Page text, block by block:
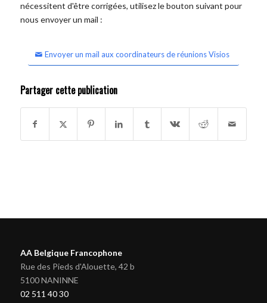
nécessitent d'être corrigées, utilisez le bouton suivant pour
nous envoyer un mail :
Envoyer un mail aux coordinateurs de réunions Visios
Partager cette publication
AA Belgique Francophone
Rue des Pieds d'Alouette, 42 b
5100 NANINNE
02 511 40 30